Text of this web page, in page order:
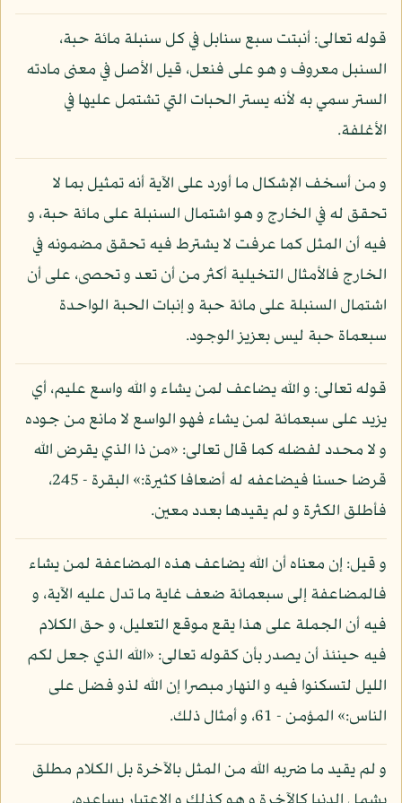
قوله تعالى: أنبتت سبع سنابل في كل سنبلة مائة حبة،
السنبل معروف و هو على فنعل، قيل الأصل في معنى مادته
الستر سمي به لأنه يستر الحبات التي تشتمل عليها في
الأغلفة.
و من أسخف الإشكال ما أورد على الآية أنه تمثيل بما لا
تحقق له في الخارج و هو اشتمال السنبلة على مائة حبة، و
فيه أن المثل كما عرفت لا يشترط فيه تحقق مضمونه في
الخارج فالأمثال التخيلية أكثر من أن تعد و تحصى، على أن
اشتمال السنبلة على مائة حبة و إنبات الحبة الواحدة
سبعماة حبة ليس بعزيز الوجود.
قوله تعالى: و الله يضاعف لمن يشاء و الله واسع عليم، أي
يزيد على سبعمائة لمن يشاء فهو الواسع لا مانع من جوده
و لا محدد لفضله كما قال تعالى: «من ذا الذي يقرض الله
قرضا حسنا فيضاعفه له أضعافا كثيرة:» البقرة - 245،
فأطلق الكثرة و لم يقيدها بعدد معين.
و قيل: إن معناه أن الله يضاعف هذه المضاعفة لمن يشاء
فالمضاعفة إلى سبعمائة ضعف غاية ما تدل عليه الآية، و
فيه أن الجملة على هذا يقع موقع التعليل، و حق الكلام
فيه حينئذ أن يصدر بأن كقوله تعالى: «الله الذي جعل لكم
الليل لتسكنوا فيه و النهار مبصرا إن الله لذو فضل على
الناس:» المؤمن - 61، و أمثال ذلك.
و لم يقيد ما ضربه الله من المثل بالآخرة بل الكلام مطلق